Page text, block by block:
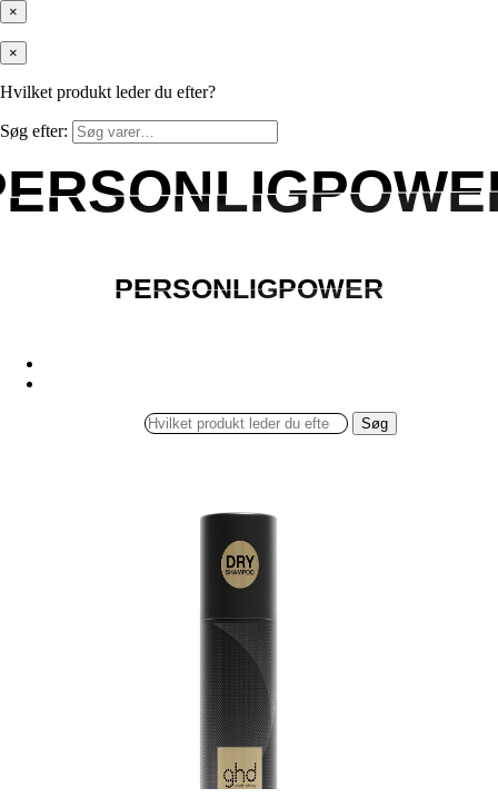
×
×
Hvilket produkt leder du efter?
Søg efter:
PERSONLIGPOWER
PERSONLIGPOWER
Søg